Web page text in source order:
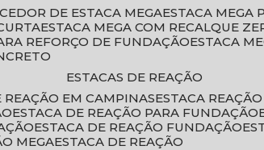
DE ESTACA MEGA ESTACA
ESTACA MEGA COM RECALQUE
REFORÇO DE FUNDAÇÃO
ESTACA
ESTACAS DE REAÇÃO
REAÇÃO EM CAMPINAS
ESTACA
ESTACA DE REAÇÃO PARA FUNDAÇÃO
ESTACA DE REAÇÃO FUNDAÇÃO
MEGA ESTACA DE REAÇÃO